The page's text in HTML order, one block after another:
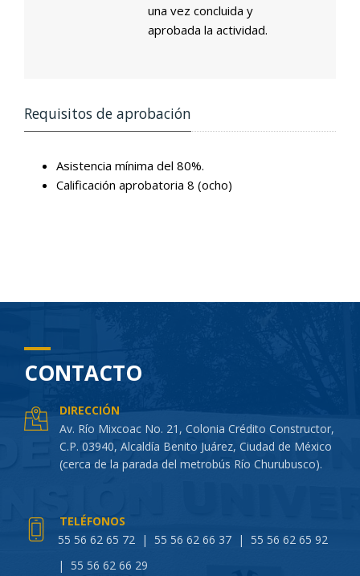
una vez concluida y
aprobada la actividad.
Requisitos de aprobación
Asistencia mínima del 80%.
Calificación aprobatoria 8 (ocho)
CONTACTO
DIRECCIÓN
Av. Río Mixcoac No. 21, Colonia Crédito Constructor,
C.P. 03940, Alcaldía Benito Juárez, Ciudad de México
(cerca de la parada del metrobús Río Churubusco).
TELÉFONOS
55 56 62 65 72 | 55 56 62 66 37 | 55 56 62 65 92
| 55 56 62 66 29